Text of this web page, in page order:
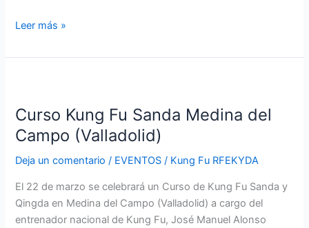
Leer más »
Curso Kung Fu Sanda Medina del
Campo (Valladolid)
Deja un comentario / EVENTOS / Kung Fu RFEKYDA
El 22 de marzo se celebrará un Curso de Kung Fu Sanda y
Qingda en Medina del Campo (Valladolid) a cargo del
entrenador nacional de Kung Fu, José Manuel Alonso
Fu
Sanda
del
Campo
(Valladolid)